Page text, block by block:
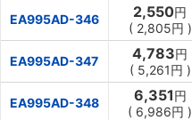
EA995AD-346 2,550円
( 2,805円 )
EA995AD-347 4,783円
( 5,261円 )
EA995AD-348 6,351円
( 6,986円 )